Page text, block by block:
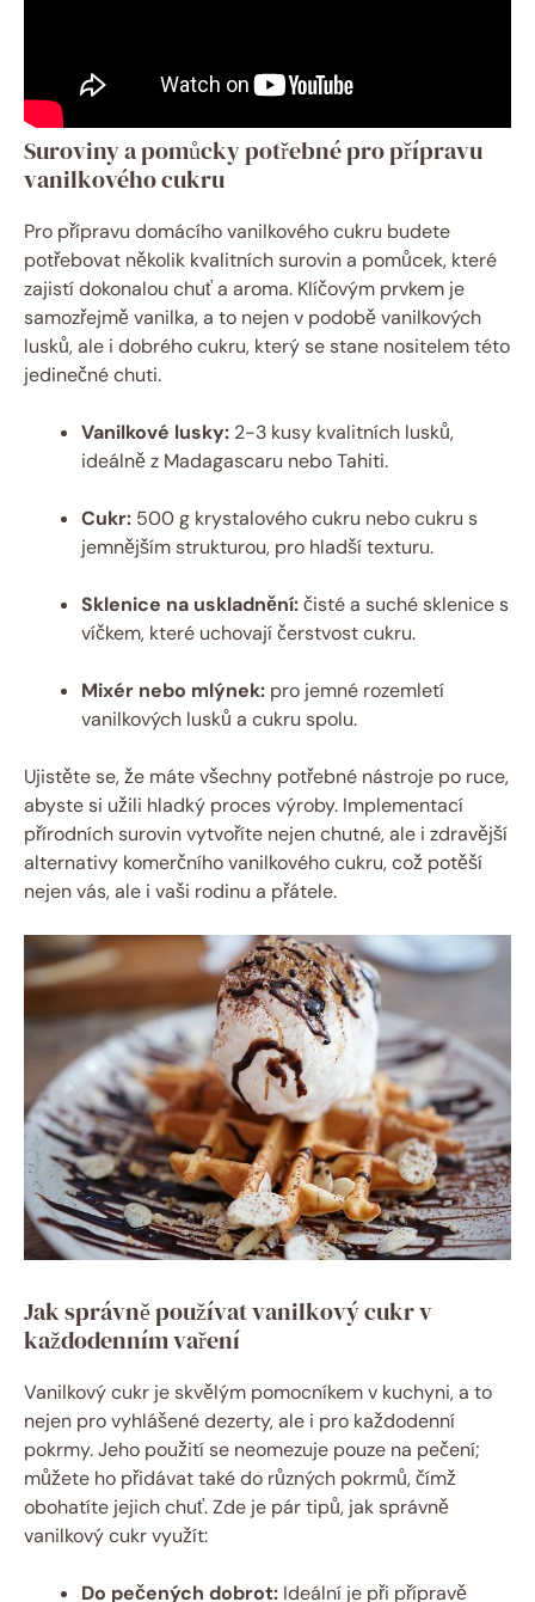
Suroviny a pomůcky potřebné pro přípravu
vanilkového cukru
Pro přípravu domácího vanilkového cukru budete
potřebovat několik kvalitních surovin a pomůcek, které
zajistí dokonalou chuť a aroma. Klíčovým prvkem je
samozřejmě vanilka, a to nejen v podobě vanilkových
lusků, ale i dobrého cukru, který se stane nositelem této
jedinečné chuti.
Vanilkové lusky: 2-3 kusy kvalitních lusků,
ideálně z Madagascaru nebo Tahiti.
Cukr: 500 g krystalového cukru nebo cukru s
jemnějším strukturou, pro hladší texturu.
Sklenice na uskladnění:čisté a suché sklenice s
víčkem, které uchovají čerstvost cukru.
Mixér nebo mlýnek: pro jemné rozemletí
vanilkových lusků a cukru spolu.
Ujistěte se, že máte všechny potřebné nástroje po ruce,
abyste si užili hladký proces výroby. Implementací
přírodních surovin vytvoříte nejen chutné, ale i zdravější
alternativy komerčního vanilkového cukru, což potěší
nejen vás, ale i vaši rodinu a přátele.
Jak správně používat vanilkový cukr v
každodenním vaření
Vanilkový cukr je skvělým pomocníkem v kuchyni, a to
nejen pro vyhlášené dezerty, ale i pro každodenní
pokrmy. Jeho použití se neomezuje pouze na pečení;
můžete ho přidávat také do různých pokrmů, čímž
obohatíte jejich chuť. Zde je pár tipů, jak správně
vanilkový cukr využít:
Do pečených dobrot: Ideální je při přípravě